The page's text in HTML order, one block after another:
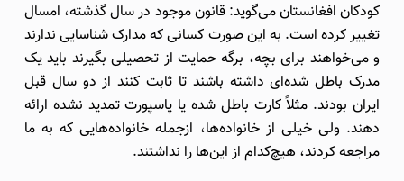
کودکان افغانستان می‌گوید: قانون موجود در سال گذشته، امسال
تغییر کرده است. به این صورت کسانی که مدارک شناسایی ندارند
و می‌خواهند برای بچه، برگه حمایت از تحصیلی بگیرند باید یک
مدرک باطل شده‌ای داشته باشند تا ثابت کنند از دو سال قبل
ایران بودند. مثلاً کارت باطل شده یا پاسپورت تمدید نشده ارائه
دهند. ولی خیلی از خانواده‌ها، ازجمله خانواده‌هایی که به ما
مراجعه کردند، هیچ‌کدام از این‌ها را نداشتند.